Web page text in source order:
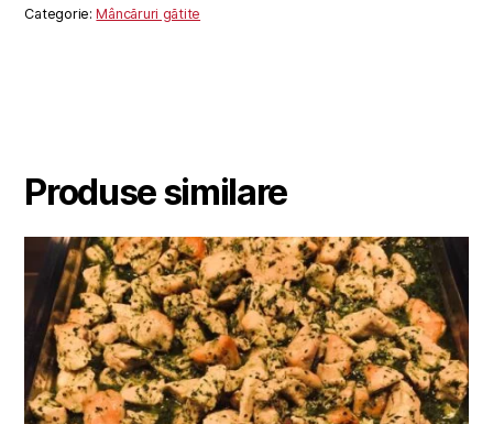
Categorie:Mâncăruri gătite
Produse similare